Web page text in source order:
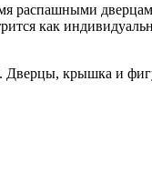
распашными
как
Дверцы, крышка и